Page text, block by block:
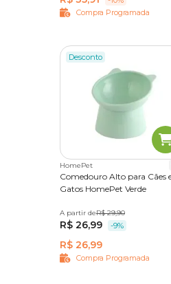
Compra Programada
Desconto
HomePet
Comedouro Alto para Cães
Gatos HomePet Verde
500 ml
A partir deR$ 29,90
R$ 26,99 -9%
R$ 26,99
Compra Programada